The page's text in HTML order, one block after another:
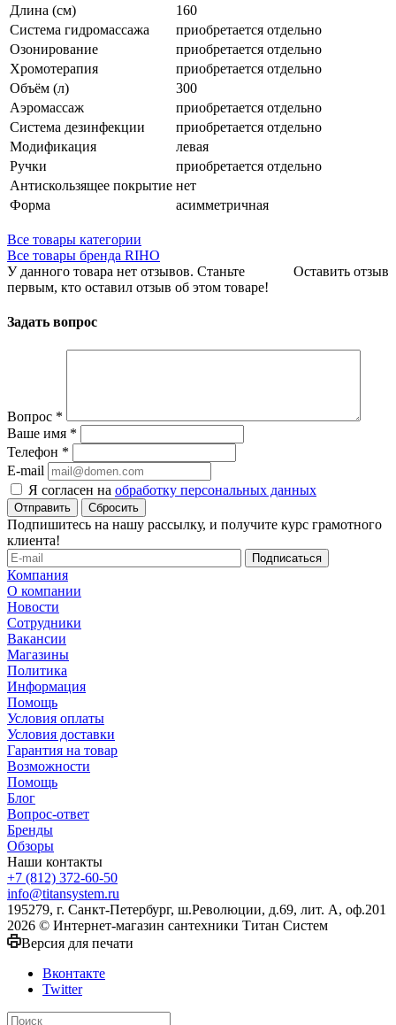
Длина (см)
160
Система гидромассажа
приобретается отдельно
Озонирование
приобретается отдельно
Хромотерапия
приобретается отдельно
Объём (л)
300
Аэромассаж
приобретается отдельно
Система дезинфекции
приобретается отдельно
Модификация
левая
Ручки
приобретается отдельно
Антискользящее покрытие нет
Форма
асимметричная
Все товары категории
Все товары бренда RIHO
Оставить отзыв
У данного товара нет отзывов. Станьте
первым, кто оставил отзыв об этом товаре!
Задать вопрос
Вопрос *
Ваше имя *
Телефон *
E-mail
Я согласен на обработку персональных данных
Сбросить
Подпишитесь на нашу рассылку, и получите курс грамотного
клиента!
Компания
О компании
Новости
Сотрудники
Вакансии
Магазины
Политика
Информация
Помощь
Условия оплаты
Условия доставки
Гарантия на товар
Возможности
Помощь
Блог
Вопрос-ответ
Бренды
Обзоры
Наши контакты
+7 (812) 372-60-50
info@titansystem.ru
195279, г. Санкт-Петербург, ш.Революции, д.69, лит. А, оф.201
2026 © Интернет-магазин сантехники Титан Систем
Версия для печати
Вконтакте
Twitter